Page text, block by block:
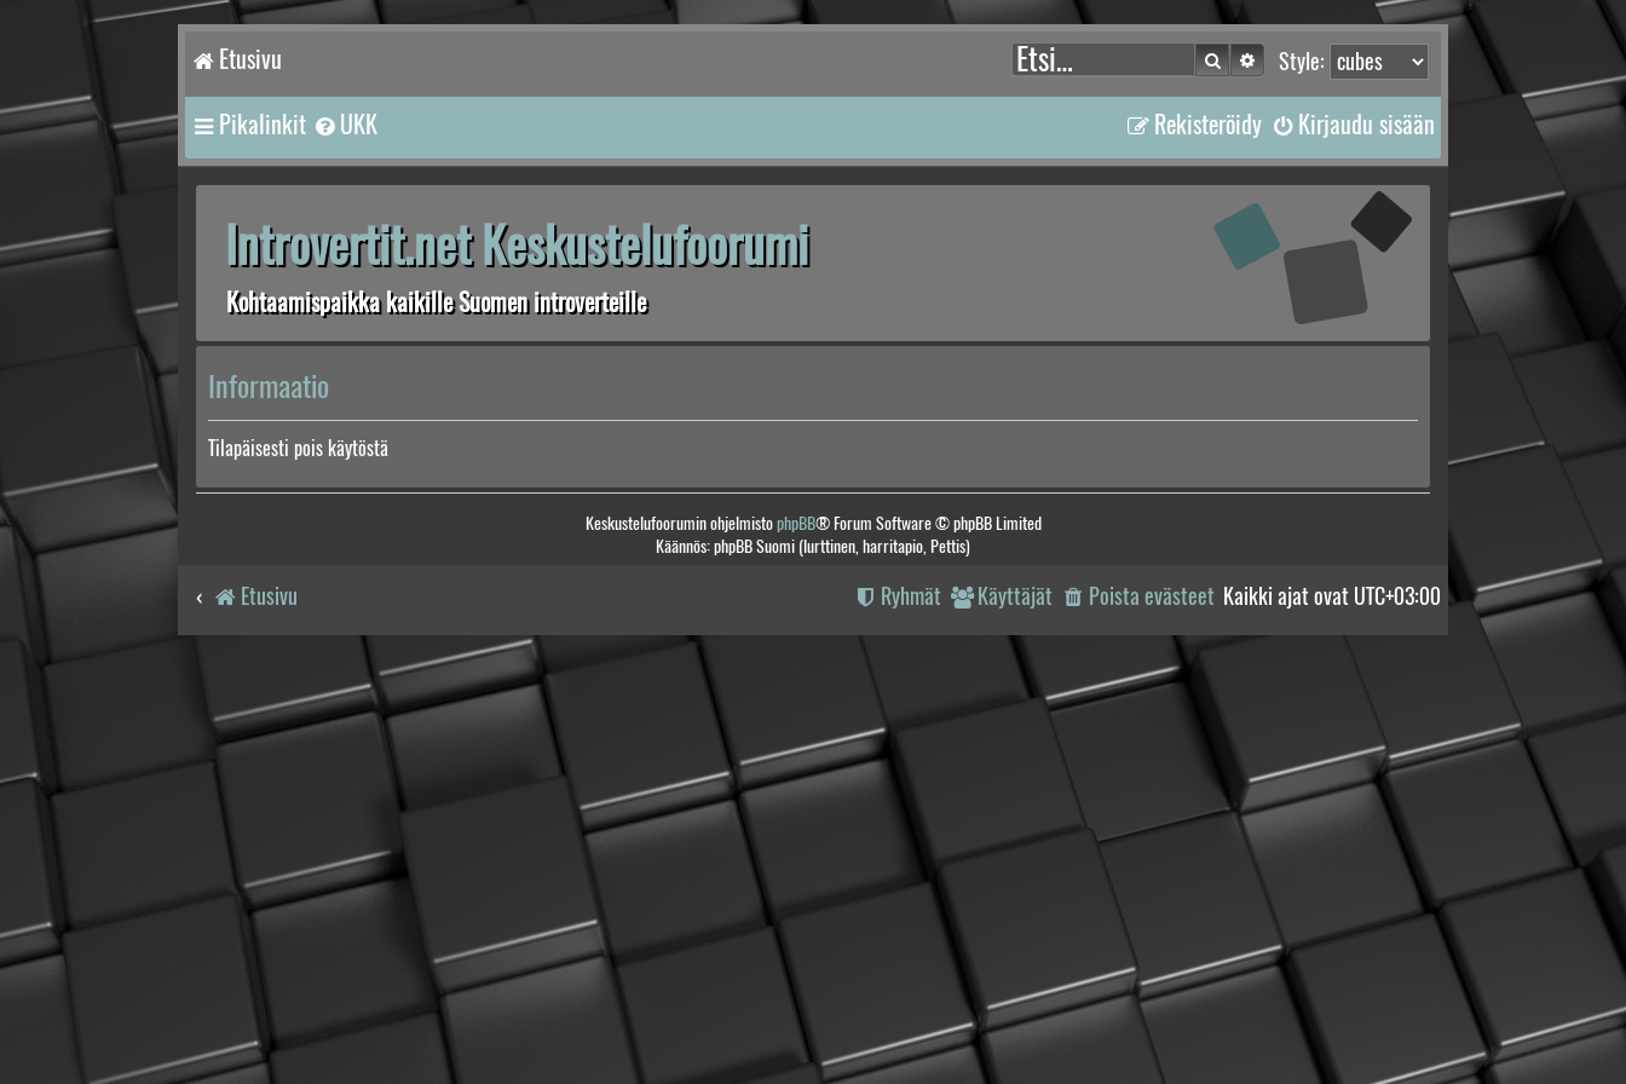
Etusivu Style:
Etsi Tarkennettu haku
Pikalinkit UKK Kirjaudu sisään
Rekisteröidy
Introvertit.net Keskustelufoorumi
Kohtaamispaikka kaikille Suomen introverteille
Informaatio
Tilapäisesti pois käytöstä
Keskustelufoorumin ohjelmistophpBB® Forum Software © phpBB Limited
Käännös: phpBB Suomi (lurttinen, harritapio, Pettis)
Etusivu Kaikki ajat ovat UTC+03:00
Poista evästeet
Käyttäjät
Ryhmät